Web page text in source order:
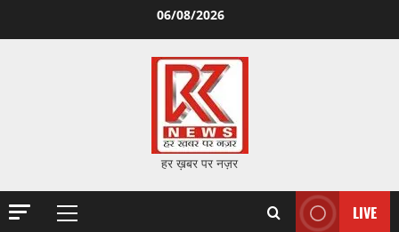
06/08/2026
हर ख़बर पर नज़र
Primary
LIVE